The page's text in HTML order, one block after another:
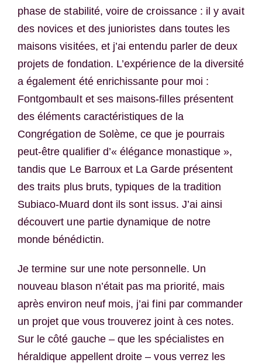
phase de stabilité, voire de croissance : il y avait
des novices et des junioristes dans toutes les
maisons visitées, et j’ai entendu parler de deux
projets de fondation. L’expérience de la diversité
a également été enrichissante pour moi :
Fontgombault et ses maisons-filles présentent
des éléments caractéristiques de la
Congrégation de Solème, ce que je pourrais
peut-être qualifier d’« élégance monastique »,
tandis que Le Barroux et La Garde présentent
des traits plus bruts, typiques de la tradition
Subiaco-Muard dont ils sont issus. J’ai ainsi
découvert une partie dynamique de notre
monde bénédictin.
Je termine sur une note personnelle. Un
nouveau blason n’était pas ma priorité, mais
après environ neuf mois, j’ai fini par commander
un projet que vous trouverez joint à ces notes.
Sur le côté gauche – que les spécialistes en
héraldique appellent droite – vous verrez les